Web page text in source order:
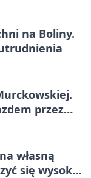
na Boliny.
przez
własną
się wysoką